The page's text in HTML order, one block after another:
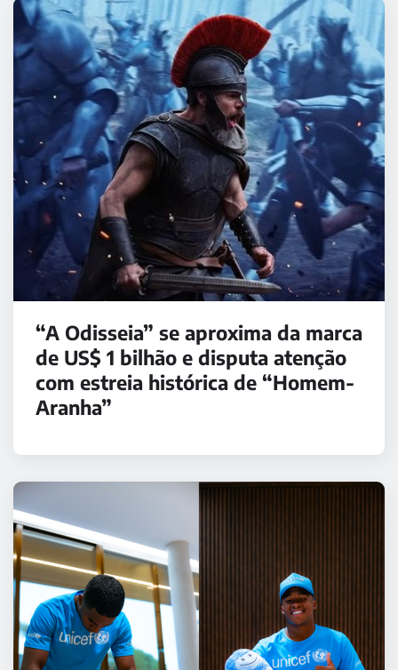
“A Odisseia” se aproxima da marca
de US$ 1 bilhão e disputa atenção
com estreia histórica de “Homem-
Aranha”